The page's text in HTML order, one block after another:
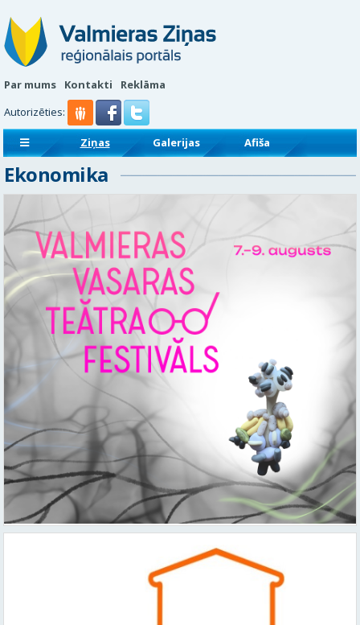
Par mums Kontakti
Reklāma
Autorizēties:
Ziņas Galerijas
Afiša
Sludinājumi
Reklāmraksti
Ekonomika